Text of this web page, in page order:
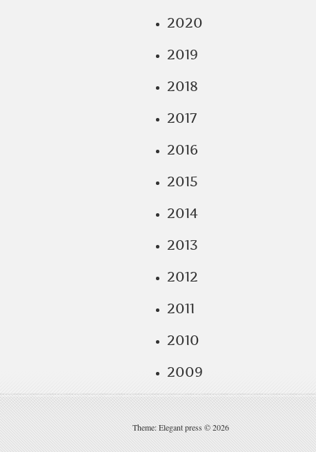
2020
2019
2018
2017
2016
2015
2014
2013
2012
2011
2010
2009
Theme: Elegant press © 2026